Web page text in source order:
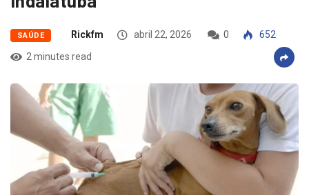
SAÚDE Rickfm abril 22, 2026 0
652
2 minutes read